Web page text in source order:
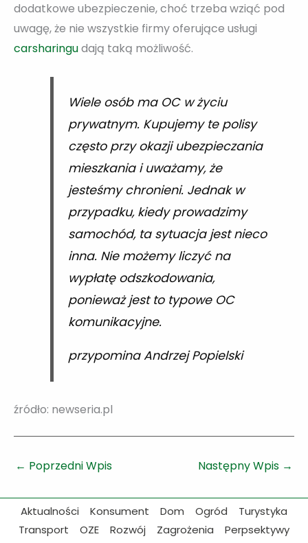
dodatkowe ubezpieczenie, choć trzeba wziąć pod
uwagę, że nie wszystkie firmy oferujące usługi
carsharingudają taką możliwość.
Wiele osób ma OC w życiu
prywatnym. Kupujemy te polisy
często przy okazji ubezpieczania
mieszkania i uważamy, że
jesteśmy chronieni. Jednak w
przypadku, kiedy prowadzimy
samochód, ta sytuacja jest nieco
inna. Nie możemy liczyć na
wypłatę odszkodowania,
ponieważ jest to typowe OC
komunikacyjne.
przypomina Andrzej Popielski
źródło: newseria.pl
← Poprzedni Wpis Następny Wpis →
Aktualności Konsument Dom Ogród
Turystyka
Transport
OZE Rozwój Zagrożenia Perpsektywy